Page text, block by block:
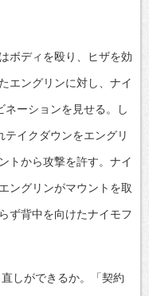
ボディを殴り、ヒザを効
エングリンに対し、ナイ
ネーションを見せる。し
イクダウンをエングリ
トから攻撃を許す。ナイ
ングリンがマウントを取
ず背中を向けたナイモフ
しができるか。「契約